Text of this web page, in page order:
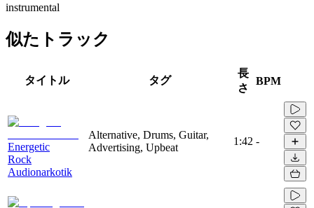
instrumental
似たトラック
タイトル タグ
長
さ
BPM
Energetic
Rock
Audionarkotik
Alternative, Drums, Guitar,
Advertising, Upbeat
1:42 -